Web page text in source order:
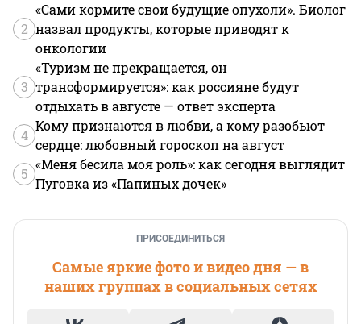
2
«Сами кормите свои будущие опухоли». Биолог
назвал продукты, которые приводят к
онкологии
3
«Туризм не прекращается, он
трансформируется»: как россияне будут
отдыхать в августе — ответ эксперта
4
Кому признаются в любви, а кому разобьют
сердце: любовный гороскоп на август
5
«Меня бесила моя роль»: как сегодня выглядит
Пуговка из «Папиных дочек»
ПРИСОЕДИНИТЬСЯ
Самые яркие фото и видео дня — в
наших группах в социальных сетях